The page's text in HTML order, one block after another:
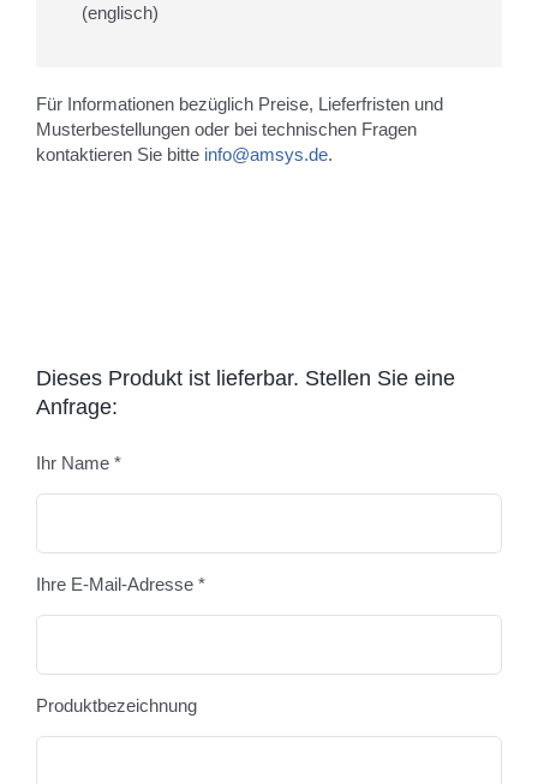
(englisch)
Für Informationen bezüglich Preise, Lieferfristen und
Musterbestellungen oder bei technischen Fragen
kontaktieren Sie bitte info@amsys.de.
Dieses Produkt ist lieferbar. Stellen Sie eine
Anfrage:
Ihr Name *
Ihre E-Mail-Adresse *
Produktbezeichnung